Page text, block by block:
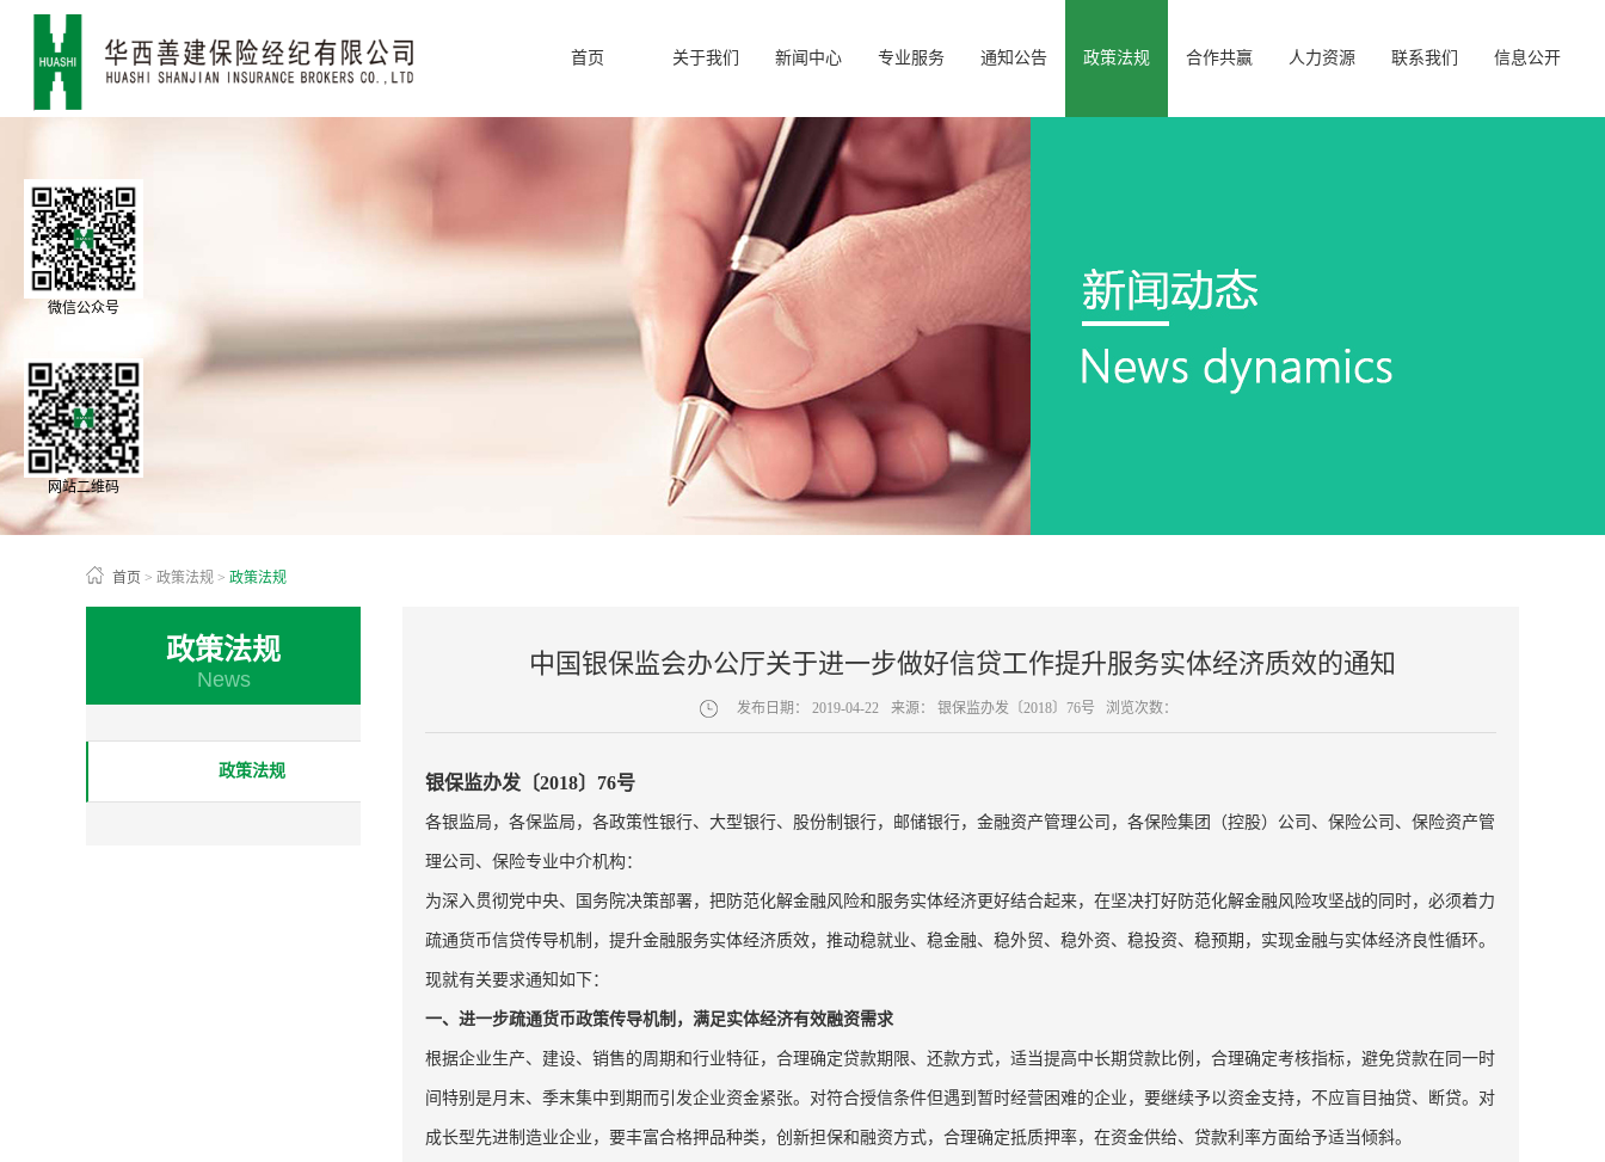
首页 关于我们 新闻中心 专业服务 通知公告 政策法规 合作共赢 人力资源 联系我们 信息公开
首页 > 政策法规 > 政策法规
政策法规
News
政策法规
中国银保监会办公厅关于进一步做好信贷工作提升服务实体经济质效的通知
发布日期： 2019-04-22 来源： 银保监办发〔2018〕76号 浏览次数：
银保监办发〔2018〕76号
各银监局，各保监局，各政策性银行、大型银行、股份制银行，邮储银行，金融资产管理公司，各保险集团（控股）公司、保险公司、保险资产管
理公司、保险专业中介机构：
为深入贯彻党中央、国务院决策部署，把防范化解金融风险和服务实体经济更好结合起来，在坚决打好防范化解金融风险攻坚战的同时，必须着力
疏通货币信贷传导机制，提升金融服务实体经济质效，推动稳就业、稳金融、稳外贸、稳外资、稳投资、稳预期，实现金融与实体经济良性循环。
现就有关要求通知如下：
一、进一步疏通货币政策传导机制，满足实体经济有效融资需求
根据企业生产、建设、销售的周期和行业特征，合理确定贷款期限、还款方式，适当提高中长期贷款比例，合理确定考核指标，避免贷款在同一时
间特别是月末、季末集中到期而引发企业资金紧张。对符合授信条件但遇到暂时经营困难的企业，要继续予以资金支持，不应盲目抽贷、断贷。对
成长型先进制造业企业，要丰富合格押品种类，创新担保和融资方式，合理确定抵质押率，在资金供给、贷款利率方面给予适当倾斜。
网站二维码
微信公众号